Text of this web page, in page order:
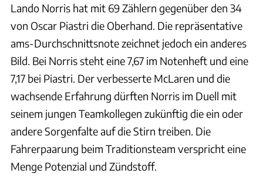
Lando Norris hat mit 69 Zählern gegenüber den 34
von Oscar Piastri die Oberhand. Die repräsentative
ams-Durchschnittsnote zeichnet jedoch ein anderes
Bild. Bei Norris steht eine 7,67 im Notenheft und eine
7,17 bei Piastri. Der verbesserte McLaren und die
wachsende Erfahrung dürften Norris im Duell mit
seinem jungen Teamkollegen zukünftig die ein oder
andere Sorgenfalte auf die Stirn treiben. Die
Fahrerpaarung beim Traditionsteam verspricht eine
Menge Potenzial und Zündstoff.